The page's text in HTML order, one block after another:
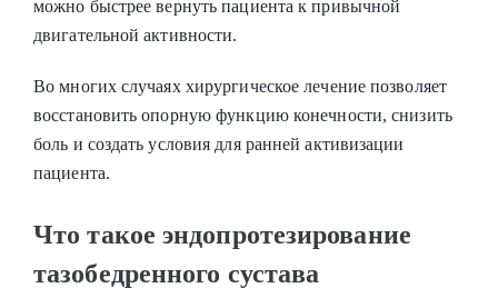
можно быстрее вернуть пациента к привычной
двигательной активности.
Во многих случаях хирургическое лечение позволяет
восстановить опорную функцию конечности, снизить
боль и создать условия для ранней активизации
пациента.
Что такое эндопротезирование
тазобедренного сустава